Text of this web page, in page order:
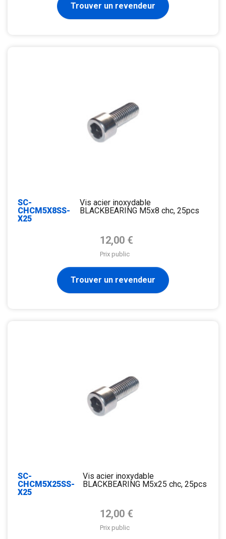
Trouver un revendeur
SC-
CHCM5X8SS-
X25
Vis acier inoxydable
BLACKBEARING M5x8 chc, 25pcs
Prix de base
12,00 €
Prix public
Trouver un revendeur
SC-
CHCM5X25SS-
X25
Vis acier inoxydable
BLACKBEARING M5x25 chc, 25pcs
Prix de base
12,00 €
Prix public